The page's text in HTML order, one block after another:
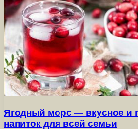
Ягодный морс — вкусное и
напиток для всей семьи